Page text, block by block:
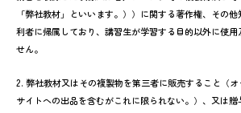
「弊社教材」といいます。））に関する著作権、その
利者に帰属しており、講習生が学習する目的以外に使
せん。
2. 弊社教材又はその複製物を第三者に販売すること（
サイトへの出品を含むがこれに限られない。）、又は